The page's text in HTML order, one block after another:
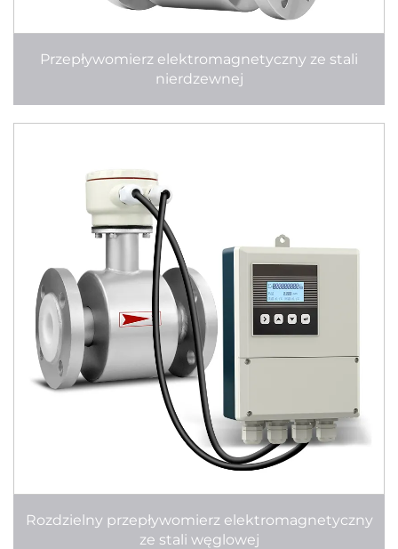
Przepływomierz elektromagnetyczny ze stali
nierdzewnej
Rozdzielny przepływomierz elektromagnetyczny
ze stali węglowej